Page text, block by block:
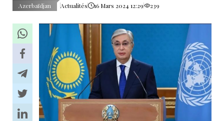
Azerbaïdjan Actualités 16 Mars 2024 12:29 239